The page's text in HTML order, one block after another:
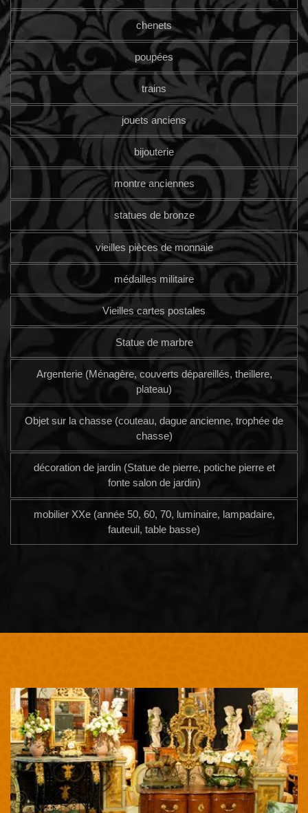
chenets
poupées
trains
jouets anciens
bijouterie
montre anciennes
statues de bronze
vieilles pièces de monnaie
médailles militaire
Vieilles cartes postales
Statue de marbre
Argenterie (Ménagère, couverts dépareillés, theillere,
plateau)
Objet sur la chasse (couteau, dague ancienne, trophée de
chasse)
décoration de jardin (Statue de pierre, potiche pierre et
fonte salon de jardin)
mobilier XXe (année 50, 60, 70, luminaire, lampadaire,
fauteuil, table basse)